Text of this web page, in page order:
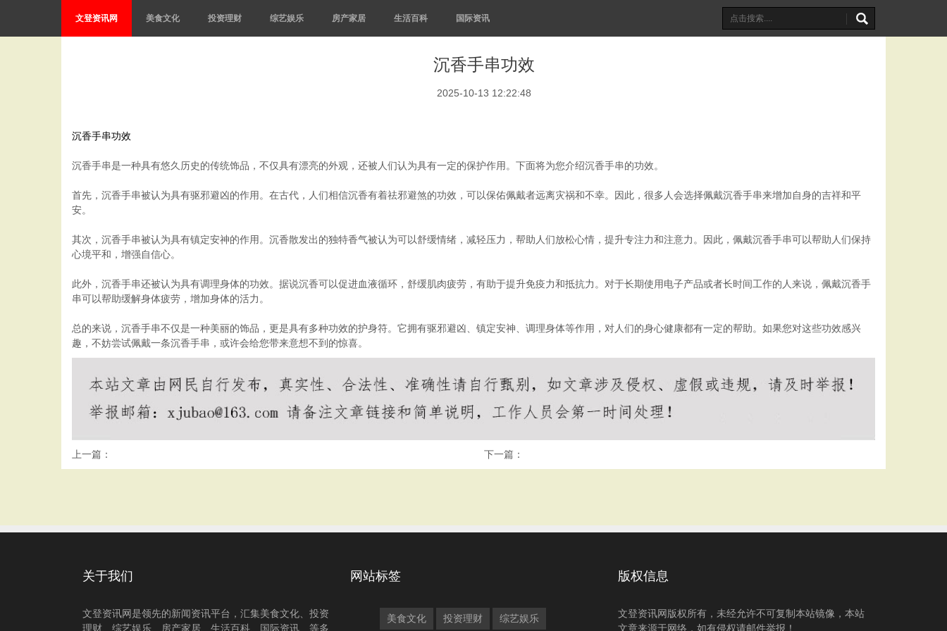
文登资讯网 美食文化 投资理财 综艺娱乐 房产家居 生活百科 国际资讯
沉香手串功效
2025-10-13 12:22:48
沉香手串功效
沉香手串是一种具有悠久历史的传统饰品，不仅具有漂亮的外观，还被人们认为具有一定的保护作用。下面将为您介绍沉香手串的功效。
首先，沉香手串被认为具有驱邪避凶的作用。在古代，人们相信沉香有着祛邪避煞的功效，可以保佑佩戴者远离灾祸和不幸。因此，很多人会选择佩戴沉香手串来增加自身的吉祥和平
安。
其次，沉香手串被认为具有镇定安神的作用。沉香散发出的独特香气被认为可以舒缓情绪，减轻压力，帮助人们放松心情，提升专注力和注意力。因此，佩戴沉香手串可以帮助人们保持
心境平和，增强自信心。
此外，沉香手串还被认为具有调理身体的功效。据说沉香可以促进血液循环，舒缓肌肉疲劳，有助于提升免疫力和抵抗力。对于长期使用电子产品或者长时间工作的人来说，佩戴沉香手
串可以帮助缓解身体疲劳，增加身体的活力。
总的来说，沉香手串不仅是一种美丽的饰品，更是具有多种功效的护身符。它拥有驱邪避凶、镇定安神、调理身体等作用，对人们的身心健康都有一定的帮助。如果您对这些功效感兴
趣，不妨尝试佩戴一条沉香手串，或许会给您带来意想不到的惊喜。
上一篇： 下一篇：
关于我们
文登资讯网是领先的新闻资讯平台，汇集美食文化、投资
理财、综艺娱乐、房产家居、生活百科、国际资讯、等多
网站标签
美食文化 投资理财 综艺娱乐
版权信息
文登资讯网版权所有，未经允许不可复制本站镜像，本站
文章来源于网络，如有侵权请邮件举报！